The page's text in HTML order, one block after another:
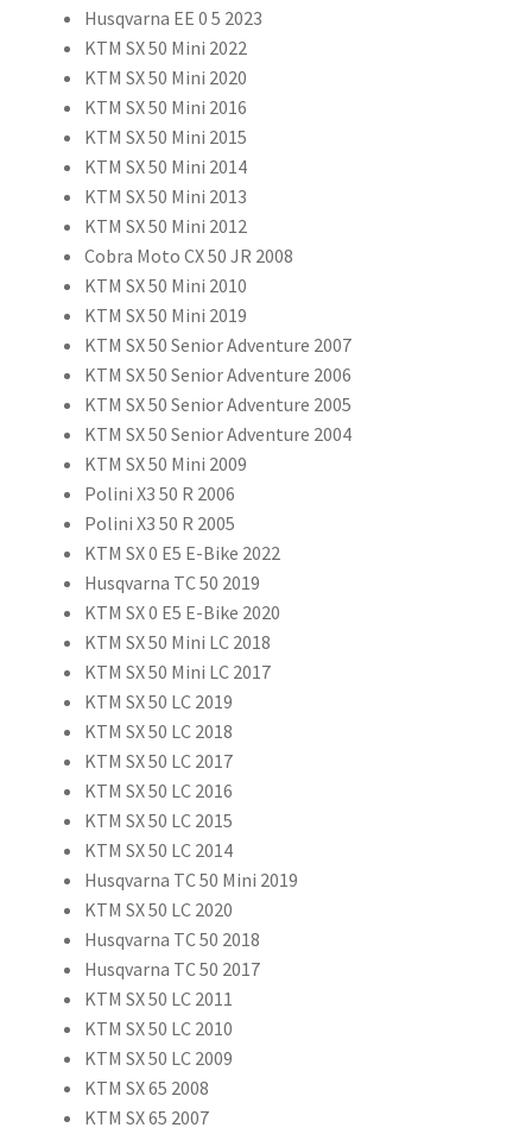
Husqvarna EE 0 5 2023
KTM SX 50 Mini 2022
KTM SX 50 Mini 2020
KTM SX 50 Mini 2016
KTM SX 50 Mini 2015
KTM SX 50 Mini 2014
KTM SX 50 Mini 2013
KTM SX 50 Mini 2012
Cobra Moto CX 50 JR 2008
KTM SX 50 Mini 2010
KTM SX 50 Mini 2019
KTM SX 50 Senior Adventure 2007
KTM SX 50 Senior Adventure 2006
KTM SX 50 Senior Adventure 2005
KTM SX 50 Senior Adventure 2004
KTM SX 50 Mini 2009
Polini X3 50 R 2006
Polini X3 50 R 2005
KTM SX 0 E5 E-Bike 2022
Husqvarna TC 50 2019
KTM SX 0 E5 E-Bike 2020
KTM SX 50 Mini LC 2018
KTM SX 50 Mini LC 2017
KTM SX 50 LC 2019
KTM SX 50 LC 2018
KTM SX 50 LC 2017
KTM SX 50 LC 2016
KTM SX 50 LC 2015
KTM SX 50 LC 2014
Husqvarna TC 50 Mini 2019
KTM SX 50 LC 2020
Husqvarna TC 50 2018
Husqvarna TC 50 2017
KTM SX 50 LC 2011
KTM SX 50 LC 2010
KTM SX 50 LC 2009
KTM SX 65 2008
KTM SX 65 2007